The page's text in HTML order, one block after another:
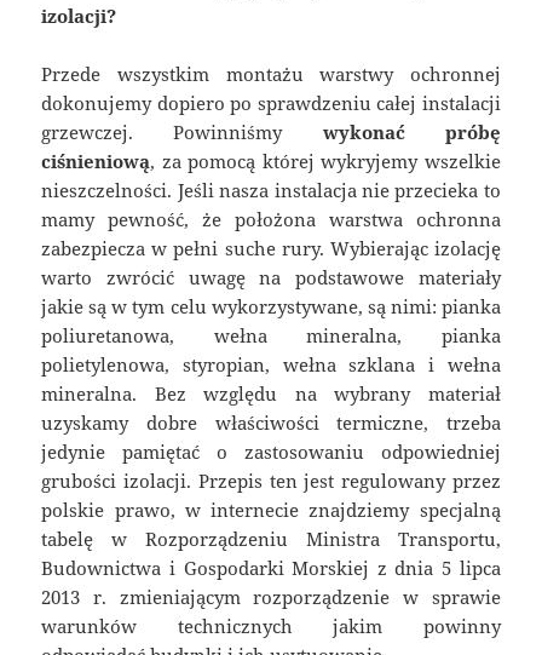
izolacji?
Przede wszystkim montażu warstwy ochronnej
dokonujemy dopiero po sprawdzeniu całej instalacji
grzewczej. Powinniśmy wykonać próbę
ciśnieniową, za pomocą której wykryjemy wszelkie
nieszczelności. Jeśli nasza instalacja nie przecieka to
mamy pewność, że położona warstwa ochronna
zabezpiecza w pełni suche rury. Wybierając izolację
warto zwrócić uwagę na podstawowe materiały
jakie są w tym celu wykorzystywane, są nimi: pianka
poliuretanowa, wełna mineralna, pianka
polietylenowa, styropian, wełna szklana i wełna
mineralna. Bez względu na wybrany materiał
uzyskamy dobre właściwości termiczne, trzeba
jedynie pamiętać o zastosowaniu odpowiedniej
grubości izolacji. Przepis ten jest regulowany przez
polskie prawo, w internecie znajdziemy specjalną
tabelę w Rozporządzeniu Ministra Transportu,
Budownictwa i Gospodarki Morskiej z dnia 5 lipca
2013 r. zmieniającym rozporządzenie w sprawie
warunków technicznych jakim powinny